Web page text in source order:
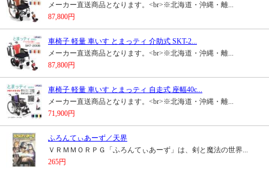
メーカー直送商品となります。<br>※北海道・沖縄・離...
87,800円
車椅子 軽量 車いす とまっティ 介助式 SKT-2...
メーカー直送商品となります。<br>※北海道・沖縄・離...
87,800円
車椅子 軽量 車いす とまっティ 自走式 座幅40c...
メーカー直送商品となります。<br>※北海道・沖縄・離...
71,900円
ふろんてぃあーず／天界
ＶＲＭＭＯＲＰＧ「ふろんてぃあーず」は、剣と魔法の世界...
265円